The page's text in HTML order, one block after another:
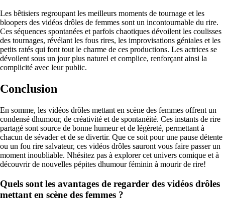
Les bêtisiers regroupant les meilleurs moments de tournage et les
bloopers des vidéos drôles de femmes sont un incontournable du rire.
Ces séquences spontanées et parfois chaotiques dévoilent les coulisses
des tournages, révélant les fous rires, les improvisations géniales et les
petits ratés qui font tout le charme de ces productions. Les actrices se
dévoilent sous un jour plus naturel et complice, renforçant ainsi la
complicité avec leur public.
Conclusion
En somme, les vidéos drôles mettant en scène des femmes offrent un
condensé dhumour, de créativité et de spontanéité. Ces instants de rire
partagé sont source de bonne humeur et de légèreté, permettant à
chacun de sévader et de se divertir. Que ce soit pour une pause détente
ou un fou rire salvateur, ces vidéos drôles sauront vous faire passer un
moment inoubliable. Nhésitez pas à explorer cet univers comique et à
découvrir de nouvelles pépites dhumour féminin à mourir de rire!
Quels sont les avantages de regarder des vidéos drôles
mettant en scène des femmes ?